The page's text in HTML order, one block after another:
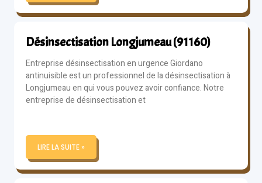
Désinsectisation Longjumeau (91160)
Entreprise désinsectisation en urgence Giordano
antinuisible est un professionnel de la désinsectisation à
Longjumeau en qui vous pouvez avoir confiance. Notre
entreprise de désinsectisation et
LIRE LA SUITE »